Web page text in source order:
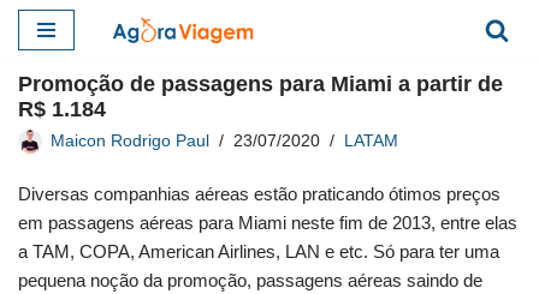
para
o
conteúdo
Promoção de passagens para Miami a partir de
R$ 1.184
Maicon Rodrigo Paul 23/07/2020 LATAM
Diversas companhias aéreas estão praticando ótimos preços
em passagens aéreas para Miami neste fim de 2013, entre elas
a TAM, COPA, American Airlines, LAN e etc. Só para ter uma
pequena noção da promoção, passagens aéreas saindo de